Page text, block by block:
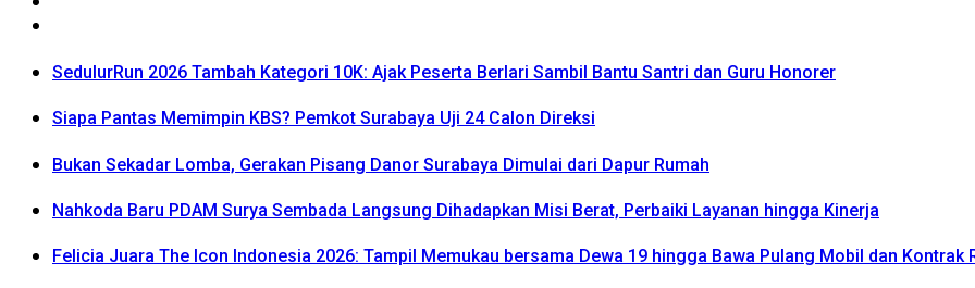
SedulurRun 2026 Tambah Kategori 10K: Ajak Peserta Berlari Sambil Bantu Santri dan Guru Honorer
Siapa Pantas Memimpin KBS? Pemkot Surabaya Uji 24 Calon Direksi
Bukan Sekadar Lomba, Gerakan Pisang Danor Surabaya Dimulai dari Dapur Rumah
Nahkoda Baru PDAM Surya Sembada Langsung Dihadapkan Misi Berat, Perbaiki Layanan hingga Kinerja
Felicia Juara The Icon Indonesia 2026: Tampil Memukau bersama Dewa 19 hingga Bawa Pulang Mobil dan Kontrak